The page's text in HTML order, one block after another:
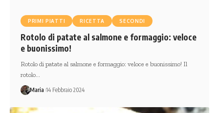
PRIMI PIATTI RICETTA SECONDI
Rotolo di patate al salmone e formaggio: veloce
e buonissimo!
Rotolo di patate al salmone e formaggio: veloce e buonissimo! Il
rotolo…
Maria 14 Febbraio 2024